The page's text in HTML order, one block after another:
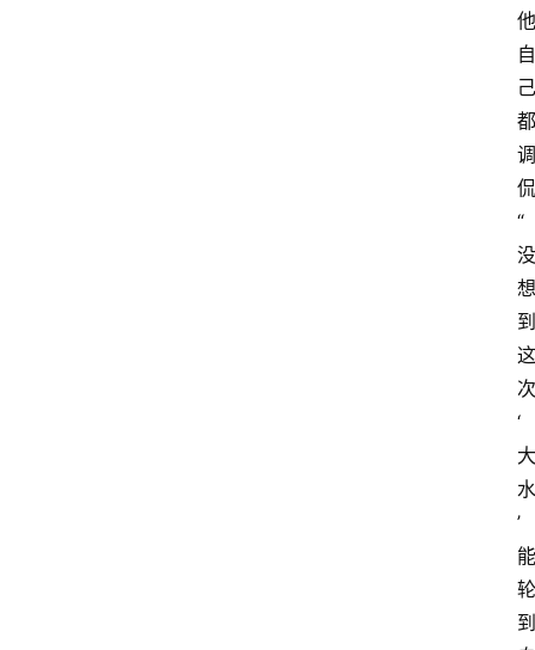
他
自
己
都
调
侃
“
没
想
到
这
次
‘
大
水
’
能
轮
到